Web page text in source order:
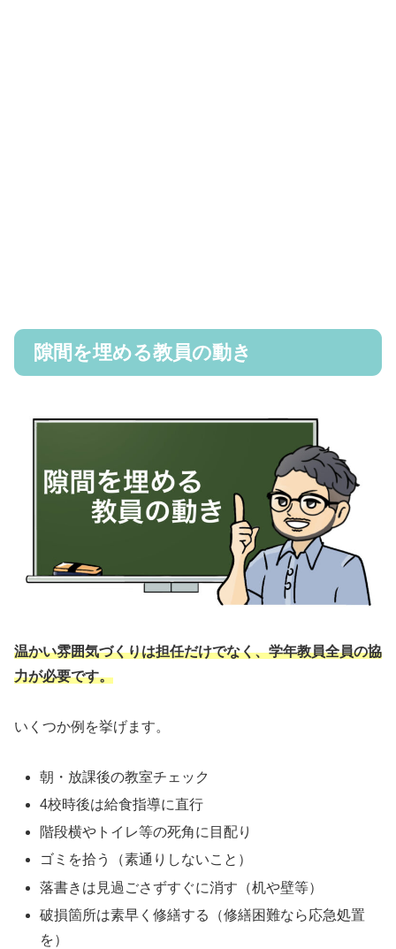
隙間を埋める教員の動き
温かい雰囲気づくりは担任だけでなく、学年教員全員の協
力が必要です。
いくつか例を挙げます。
朝・放課後の教室チェック
4校時後は給食指導に直行
階段横やトイレ等の死角に目配り
ゴミを拾う（素通りしないこと）
落書きは見過ごさずすぐに消す（机や壁等）
破損箇所は素早く修繕する（修繕困難なら応急処置
を）